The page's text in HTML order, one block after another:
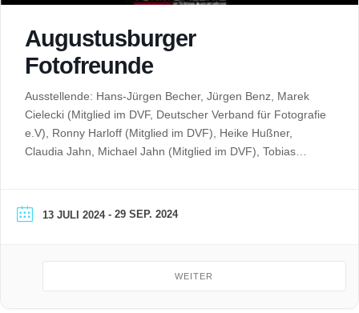
Augustusburger
Fotofreunde
Ausstellende: Hans-Jürgen Becher, Jürgen Benz, Marek
Cielecki (Mitglied im DVF, Deutscher Verband für Fotografie
e.V), Ronny Harloff (Mitglied im DVF), Heike Hußner,
Claudia Jahn, Michael Jahn (Mitglied im DVF), Tobias
13 JULI 2024- 29 SEP. 2024
WEITER